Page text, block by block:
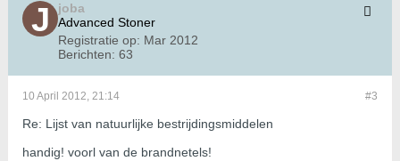
joba
Advanced Stoner
Registratie op: Mar 2012
Berichten: 63
#3
10 April 2012, 21:14
Re: Lijst van natuurlijke bestrijdingsmiddelen
handig! voorl van de brandnetels!